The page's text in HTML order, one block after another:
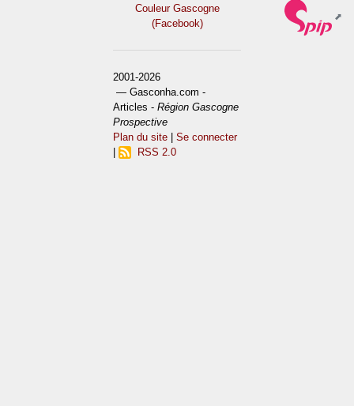
Couleur Gascogne
(Facebook)
2001-2026
— Gasconha.com -
Articles -Région Gascogne
Prospective
Plan du site |Se connecter
RSS 2.0